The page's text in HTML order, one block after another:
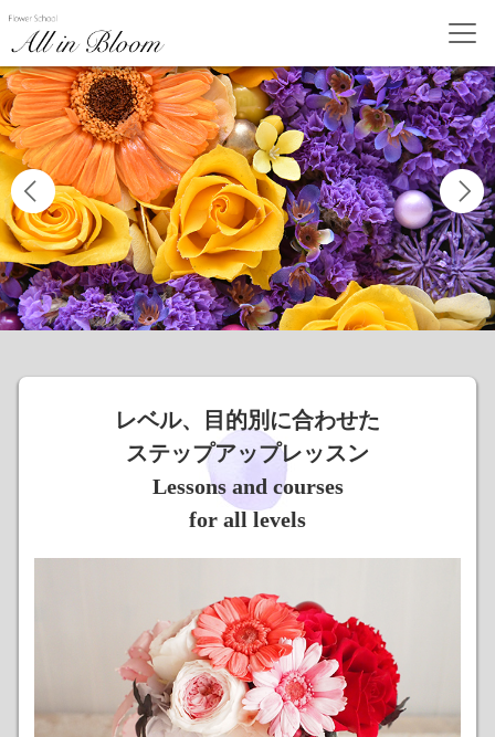
レベル、目的別に合わせた
ステップアップレッスン
Lessons and courses
for all levels